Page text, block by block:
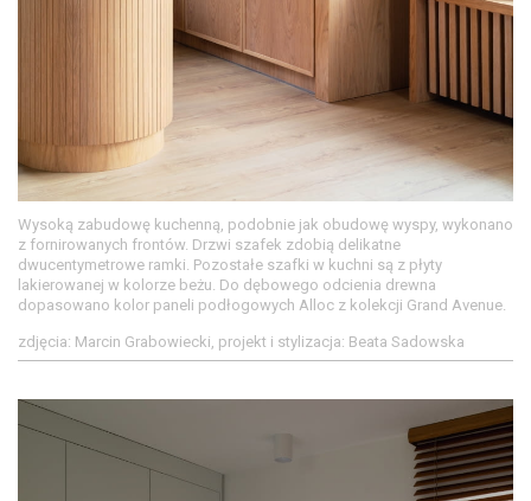
Wysoką zabudowę kuchenną, podobnie jak obudowę wyspy, wykonano
z fornirowanych frontów. Drzwi szafek zdobią delikatne
dwucentymetrowe ramki. Pozostałe szafki w kuchni są z płyty
lakierowanej w kolorze beżu. Do dębowego odcienia drewna
dopasowano kolor paneli podłogowych Alloc z kolekcji Grand Avenue.
zdjęcia: Marcin Grabowiecki, projekt i stylizacja: Beata Sadowska